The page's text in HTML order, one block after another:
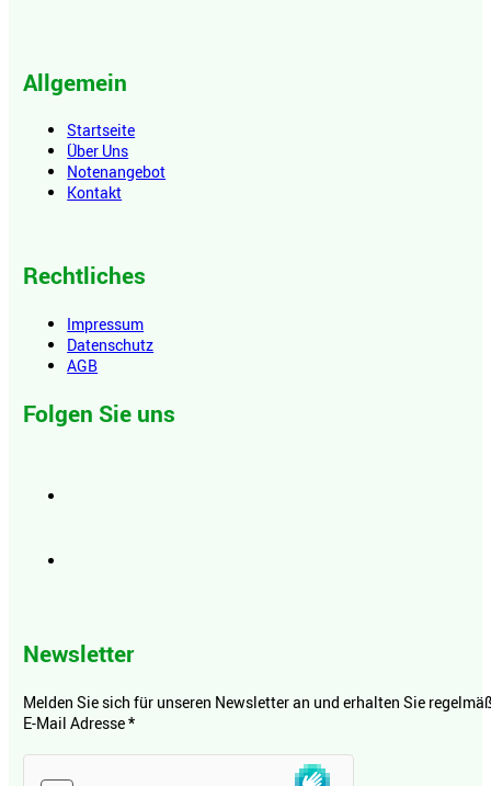
Allgemein
Startseite
Über Uns
Notenangebot
Kontakt
Rechtliches
Impressum
Datenschutz
AGB
Folgen Sie uns
Newsletter
Melden Sie sich für unseren Newsletter an und erhalten Sie
E-Mail Adresse*